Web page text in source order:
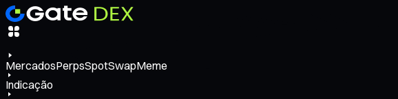
MercadosPerpsSpotSwapMeme
Indicação